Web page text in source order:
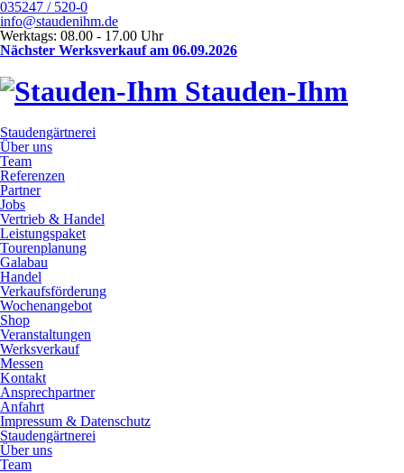
035247 / 520-0
info@staudenihm.de
Werktags: 08.00 - 17.00 Uhr
Nächster Werksverkauf am 06.09.2026
Stauden-Ihm
Staudengärtnerei
Über uns
Team
Referenzen
Partner
Jobs
Vertrieb & Handel
Leistungspaket
Tourenplanung
Galabau
Handel
Verkaufsförderung
Wochenangebot
Shop
Veranstaltungen
Werksverkauf
Messen
Kontakt
Ansprechpartner
Anfahrt
Impressum & Datenschutz
Staudengärtnerei
Über uns
Team